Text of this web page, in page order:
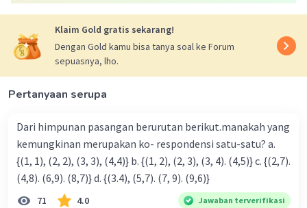
Klaim Gold gratis sekarang!
Dengan Gold kamu bisa tanya soal ke Forum
sepuasnya, lho.
Pertanyaan serupa
Dari himpunan pasangan berurutan berikut.manakah yang
kemungkinan merupakan ko- respondensi satu-satu? a.
{(1, 1), (2, 2), (3, 3), (4,4)} b. {(1, 2), (2, 3), (3, 4). (4,5)} c. {(2,7).
(4,8). (6,9). (8,7)} d. {(3.4), (5,7). (7, 9). (9,6)}
71 4.0 Jawaban terverifikasi